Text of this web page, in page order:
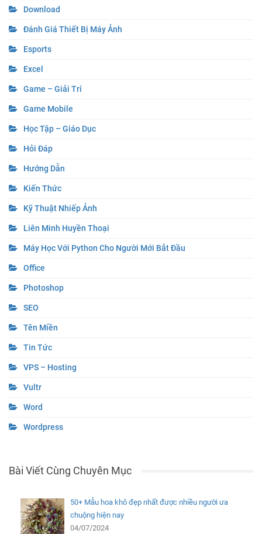
Download
Đánh Giá Thiết Bị Máy Ảnh
Esports
Excel
Game – Giải Trí
Game Mobile
Học Tập – Giáo Dục
Hỏi Đáp
Hướng Dẫn
Kiến Thức
Kỹ Thuật Nhiếp Ảnh
Liên Minh Huyền Thoại
Máy Học Với Python Cho Người Mới Bắt Đầu
Office
Photoshop
SEO
Tên Miền
Tin Tức
VPS – Hosting
Vultr
Word
Wordpress
Bài Viết Cùng Chuyên Mục
50+ Mẫu hoa khô đẹp nhất được nhiều người ưa
chuộng hiện nay
04/07/2024